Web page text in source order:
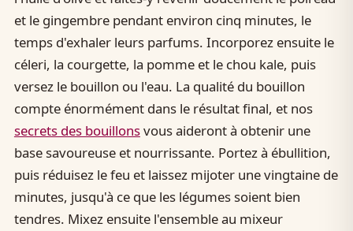
et le gingembre pendant environ cinq minutes, le
temps d'exhaler leurs parfums. Incorporez ensuite le
céleri, la courgette, la pomme et le chou kale, puis
versez le bouillon ou l'eau. La qualité du bouillon
compte énormément dans le résultat final, et nos
secrets des bouillonsvous aideront à obtenir une
base savoureuse et nourrissante. Portez à ébullition,
puis réduisez le feu et laissez mijoter une vingtaine de
minutes, jusqu'à ce que les légumes soient bien
tendres. Mixez ensuite l'ensemble au mixeur